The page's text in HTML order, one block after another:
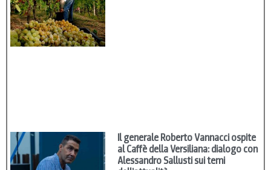
Il generale Roberto Vannacci ospite
al Caffè della Versiliana: dialogo con
Alessandro Sallusti sui temi